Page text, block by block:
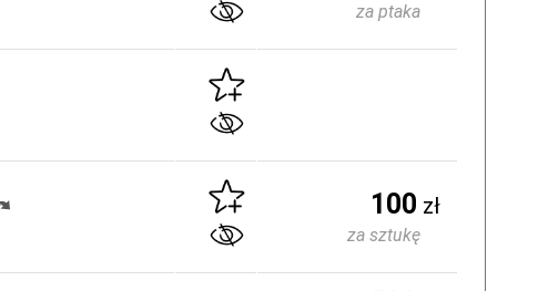
za ptaka
100 zł
za sztukę